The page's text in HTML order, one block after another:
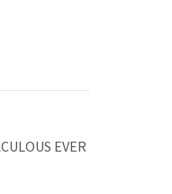
EVER